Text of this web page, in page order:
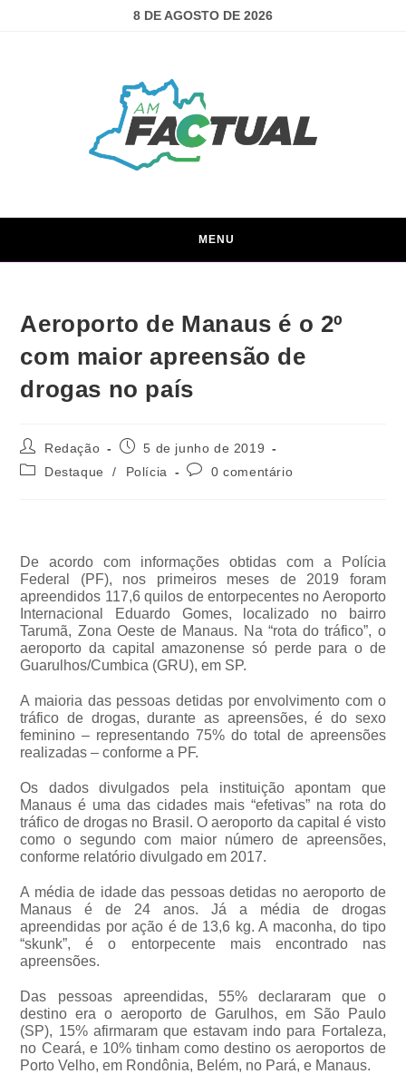
8 DE AGOSTO DE 2026
MENU
Aeroporto de Manaus é o 2º
com maior apreensão de
drogas no país
Redação
5 de junho de 2019
Destaque
/ Polícia 0 comentário
De acordo com informações obtidas com a Polícia
Federal (PF), nos primeiros meses de 2019 foram
apreendidos 117,6 quilos de entorpecentes no Aeroporto
Internacional Eduardo Gomes, localizado no bairro
Tarumã, Zona Oeste de Manaus. Na “rota do tráfico”, o
aeroporto da capital amazonense só perde para o de
Guarulhos/Cumbica (GRU), em SP.
A maioria das pessoas detidas por envolvimento com o
tráfico de drogas, durante as apreensões, é do sexo
feminino – representando 75% do total de apreensões
realizadas – conforme a PF.
Os dados divulgados pela instituição apontam que
Manaus é uma das cidades mais “efetivas” na rota do
tráfico de drogas no Brasil. O aeroporto da capital é visto
como o segundo com maior número de apreensões,
conforme relatório divulgado em 2017.
A média de idade das pessoas detidas no aeroporto de
Manaus é de 24 anos. Já a média de drogas
apreendidas por ação é de 13,6 kg. A maconha, do tipo
“skunk”, é o entorpecente mais encontrado nas
apreensões.
Das pessoas apreendidas, 55% declararam que o
destino era o aeroporto de Garulhos, em São Paulo
(SP), 15% afirmaram que estavam indo para Fortaleza,
no Ceará, e 10% tinham como destino os aeroportos de
Porto Velho, em Rondônia, Belém, no Pará, e Manaus.